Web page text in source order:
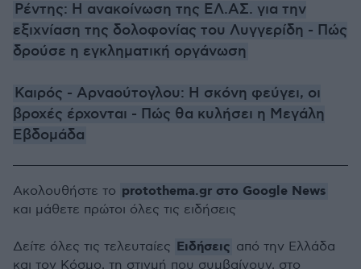
Ρέντης: Η ανακοίνωση της ΕΛ.ΑΣ. για την
εξιχνίαση της δολοφονίας του Λυγγερίδη - Πώς
δρούσε η εγκληματική οργάνωση
Καιρός - Αρναούτογλου: Η σκόνη φεύγει, οι
βροχές έρχονται - Πώς θα κυλήσει η Μεγάλη
Εβδομάδα
Ακολουθήστε το protothema.gr στο Google News
και μάθετε πρώτοι όλες τις ειδήσεις
Δείτε όλες τις τελευταίες Ειδήσεις από την Ελλάδα
και τον Κόσμο, τη στιγμή που συμβαίνουν, στο